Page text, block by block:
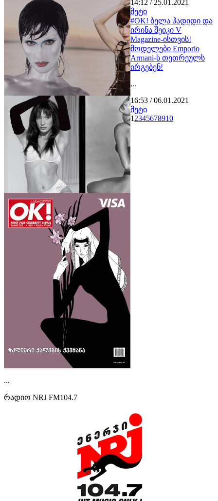
14:12 / 25.01.2021
მეტი
#OK! ბელა ჰადიდი და
ირინა შეიკი V
Magazine-ისთვის!
მოდელები Emporio
Armani-ს თეთრეულს
ირგებენ!
...
16:53 / 06.01.2021
მეტი
1 2345678910
...
რადიო NRJ FM104.7